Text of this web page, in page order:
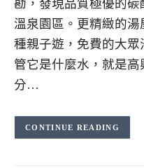
勘，發現品質極優的
溫泉園區。更精緻的
種親子遊，免費的大眾
管它是什麼水，就是
分…
CONTINUE READING